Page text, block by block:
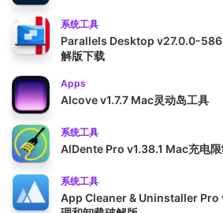
系统工具
Parallels Desktop v27.0.0-
解版下载
Apps
Alcove v1.7.7 Mac灵动岛工具
系统工具
AlDente Pro v1.38.1 Mac充电限
系统工具
App Cleaner & Uninstaller Pro